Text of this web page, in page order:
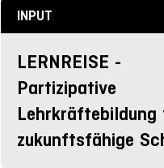
INPUT
LERNREISE -
Partizipative
Lehrkräftebildung
zukunftsfähige